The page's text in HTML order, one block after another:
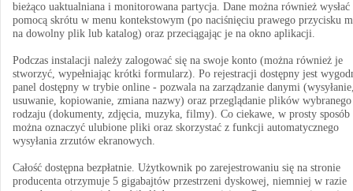
bieżąco uaktualniana i monitorowana partycja. Dane można również wysłać
pomocą skrótu w menu kontekstowym (po naciśnięciu prawego przycisku
na dowolny plik lub katalog) oraz przeciągając je na okno aplikacji.
Podczas instalacji należy zalogować się na swoje konto (można również je
stworzyć, wypełniając krótki formularz). Po rejestracji dostępny jest
panel dostępny w trybie online - pozwala na zarządzanie danymi
usuwanie, kopiowanie, zmiana nazwy) oraz przeglądanie plików wybranego
rodzaju (dokumenty, zdjęcia, muzyka, filmy). Co ciekawe, w prosty sposób
można oznaczyć ulubione pliki oraz skorzystać z funkcji automatycznego
wysyłania zrzutów ekranowych.
Całość dostępna bezpłatnie. Użytkownik po zarejestrowaniu się na stronie
producenta otrzymuje 5 gigabajtów przestrzeni dyskowej, niemniej w razie